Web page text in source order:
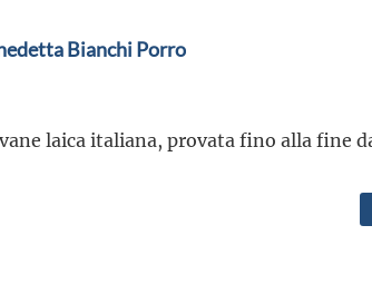
Bianchi Porro
laica italiana, provata fino alla fine